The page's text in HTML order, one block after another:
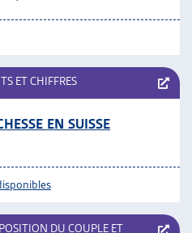
ET CHIFFRES
EN SUISSE
DU COUPLE ET